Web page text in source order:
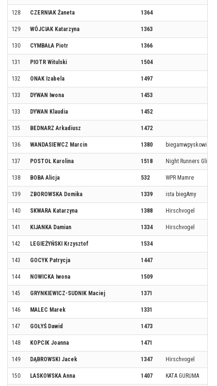
128 CZERNIAK Żaneta 1364
129 WÓJCIAK Katarzyna 1363
130 CYMBAŁA Piotr 1366
131 PIOTR Witulski 1504
132 ONAK Izabela 1497
133 DYWAN Iwona 1453
133 DYWAN Klaudia 1452
135 BEDNARZ Arkadiusz 1472
136 WANDASIEWCZ Marcin 1380
137 POSTOŁ Karolina 1518 Night Runners
138 BOBA Alicja 532 WPR Mamre
139 ZBOROWSKA Domika 1339 ista biegAmy
140 SKWARA Katarzyna 1388 Hirschvogel
141 KIJANKA Damian 1334 Hirschvogel
142 LEGIEŻYŃSKI Krzysztof 1534
143 GOCYK Patrycja 1447
144 NOWICKA Iwona 1509
145 GRYNKIEWICZ-SUDNIK Maciej 1371
146 MALEC Marek 1331
147 GOŁYŚ Dawid 1473
148 KOPCIK Joanna 1471
149 DĄBROWSKI Jacek 1347 Hirschvogel
150 LASKOWSKA Anna 1407 KATA GURUMA